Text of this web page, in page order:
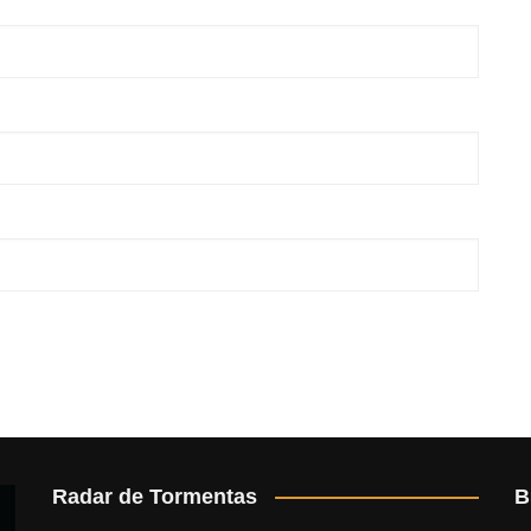
Radar de Tormentas